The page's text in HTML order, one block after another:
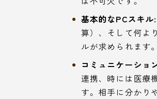
基本的なPCスキル:
算）、そして何よ
ルが求められます
コミュニケーショ
連携、時には医療
す。相手に分かり